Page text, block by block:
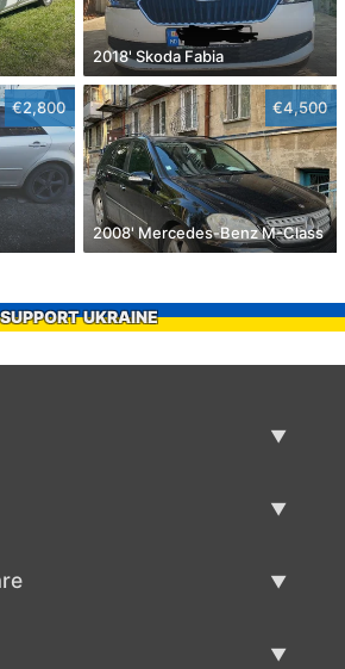
2018' Skoda Fabia
€2,800 €4,500
2008' Mercedes-Benz M-Class
SUPPORT UKRAINE